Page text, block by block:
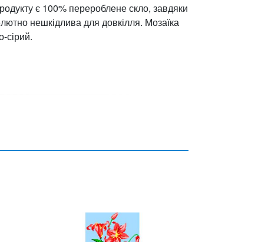
є 100% перероблене скло, завдяки
нешкідлива для довкілля. Мозаїка
сірий.